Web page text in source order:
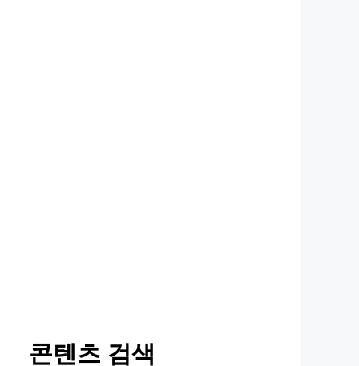
콘텐츠 검색